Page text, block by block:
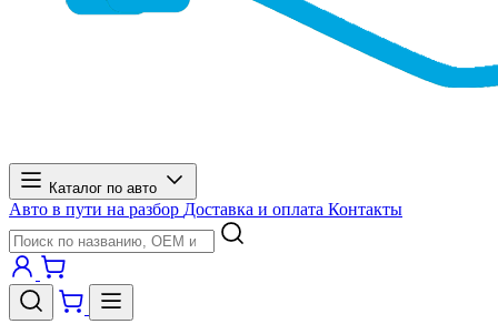
Каталог по авто
Авто в пути на разбор Доставка и оплата Контакты